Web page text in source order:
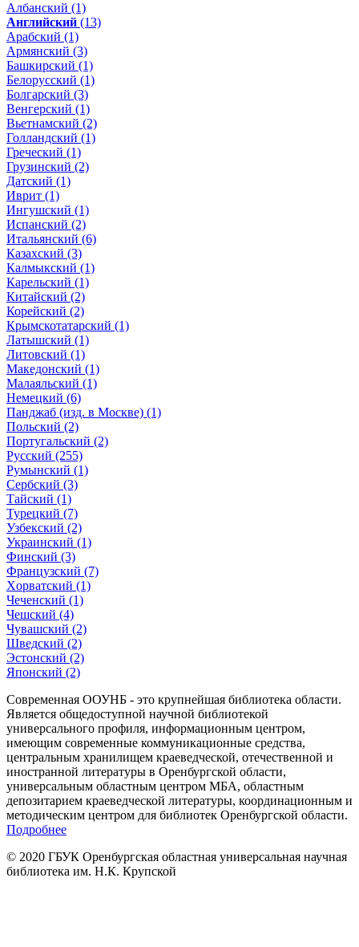
Албанский (1)
Английский (13)
Арабский (1)
Армянский (3)
Башкирский (1)
Белорусский (1)
Болгарский (3)
Венгерский (1)
Вьетнамский (2)
Голландский (1)
Греческий (1)
Грузинский (2)
Датский (1)
Иврит (1)
Ингушский (1)
Испанский (2)
Итальянский (6)
Казахский (3)
Калмыкский (1)
Карельский (1)
Китайский (2)
Корейский (2)
Крымскотатарский (1)
Латышский (1)
Литовский (1)
Македонский (1)
Малаяльский (1)
Немецкий (6)
Панджаб (изд. в Москве) (1)
Польский (2)
Португальский (2)
Русский (255)
Румынский (1)
Сербский (3)
Тайский (1)
Турецкий (7)
Узбекский (2)
Украинский (1)
Финский (3)
Французский (7)
Xорватский (1)
Чеченский (1)
Чешский (4)
Чувашский (2)
Шведский (2)
Эстонский (2)
Японский (2)
Современная ООУНБ - это крупнейшая библиотека области.
Является общедоступной научной библиотекой
универсального профиля, информационным центром,
имеющим современные коммуникационные средства,
центральным хранилищем краеведческой, отечественной и
иностранной литературы в Оренбургской области,
универсальным областным центром МБА, областным
депозитарием краеведческой литературы, координационным и
методическим центром для библиотек Оренбургской области.
Подробнее
© 2020 ГБУК Оренбургская областная универсальная научная
библиотека им. Н.К. Крупской